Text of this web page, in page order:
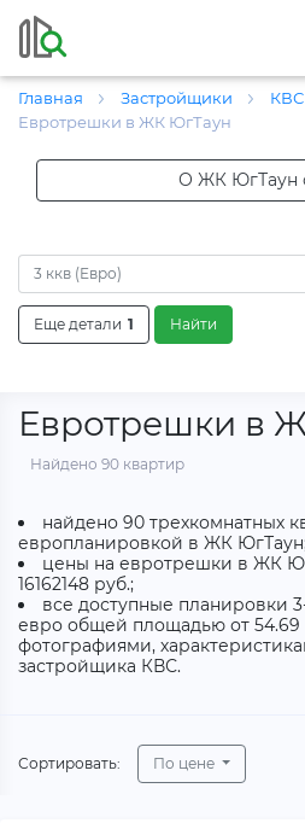
Главная Застройщики КВС
Евротрешки в ЖК ЮгТаун
О ЖК ЮгТаун
3 ккв (Евро)
Еще детали 1 Найти
Евротрешки в
Найдено 90 квартир
найдено 90 трехкомнатных
европланировкой в ЖК
цены на евротрешки в ЖК
16162148 руб.;
все доступные планировки
евро общей площадью от 54.69
фотографиями,
застройщика КВС.
Сортировать: По цене